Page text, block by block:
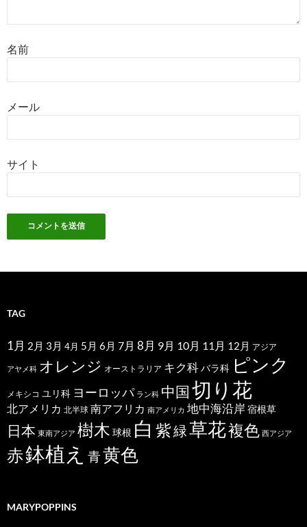
名前
メール
サイト
TAG
1月 2月 3月 4月 5月 6月 7月 8月 9月 10月 11月 12月 アジア
アヤメ科 オレンジ オーストラリア キク科バラ科 ピンク
メキシコ ユリ科 ヨーロッパ ラン科 中国切り花
北アメリカ 北半球 南アフリカ 南アメリカ 地中海沿岸 宿根草
日本 東南アジア 樹木 球根 白 紫緑草花複色 西アジア
赤鉢植え 青黄色
MARYPOPPINS